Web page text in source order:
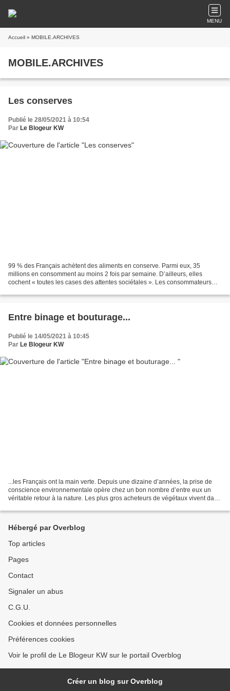
MENU
Accueil » MOBILE.ARCHIVES
MOBILE.ARCHIVES
Les conserves
Publié le 28/05/2021 à 10:54
Par Le Blogeur KW
99 % des Français achètent des aliments en conserve. Parmi eux, 35
millions en consomment au moins 2 fois par semaine. D’ailleurs, elles
cochent « toutes les cases des attentes sociétales ». Les consommateurs
Entre binage et bouturage...
Publié le 14/05/2021 à 10:45
Par Le Blogeur KW
...les Français ont la main verte. Depuis une dizaine d’années, la prise de
conscience environnementale opère chez un bon nombre d’entre eux un
véritable retour à la nature. Les plus gros acheteurs de végétaux vivent dans
Hébergé par Overblog
Top articles
Pages
Contact
Signaler un abus
C.G.U.
Cookies et données personnelles
Préférences cookies
Voir le profil de Le Blogeur KW sur le portail Overblog
Créer un blog sur Overblog